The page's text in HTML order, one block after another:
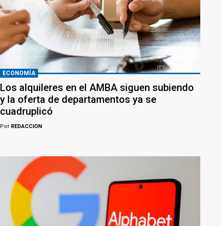
ECONOMÍA
Los alquileres en el AMBA siguen subiendo
y la oferta de departamentos ya se
cuadruplicó
Por REDACCION